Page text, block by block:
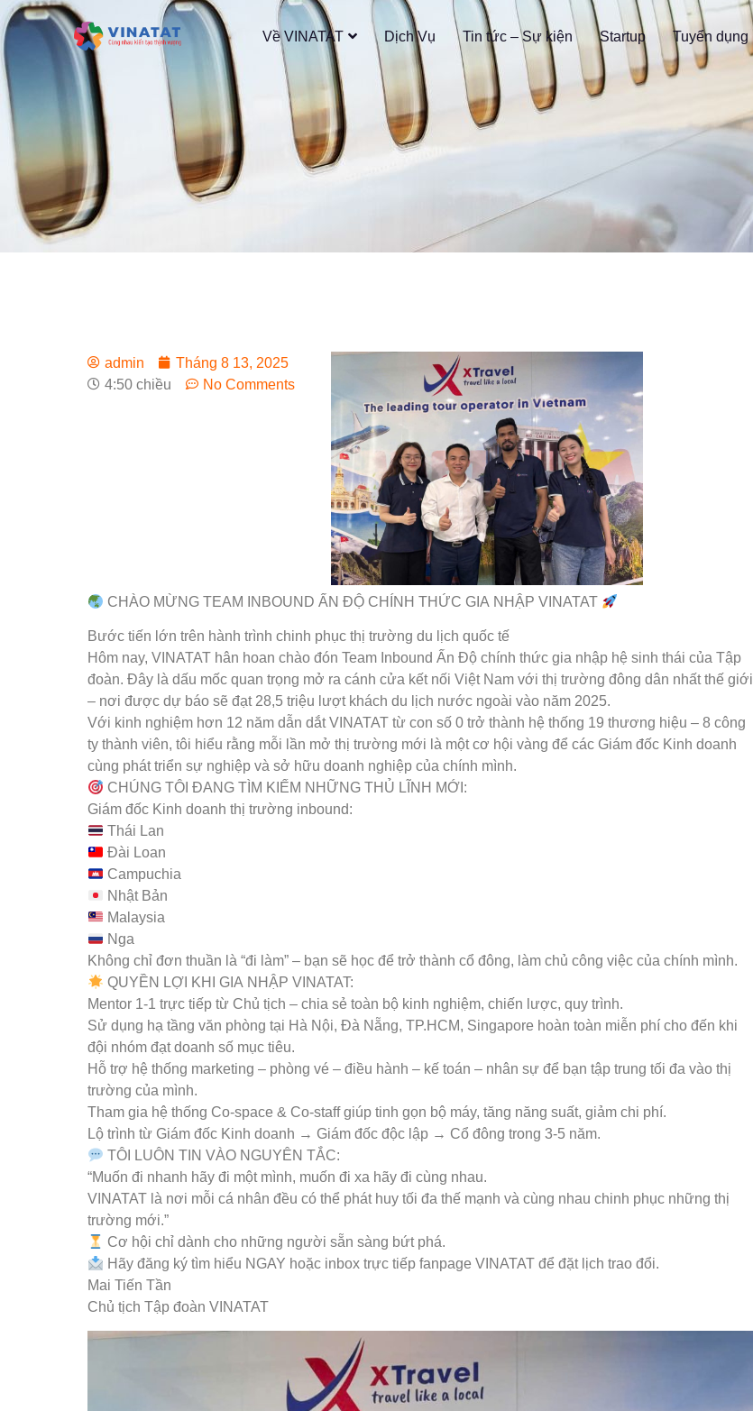
Về VINATAT Dịch Vụ Tin tức – Sự kiện Startup Tuyển dụng
admin
Tháng 8 13, 2025
4:50 chiều
No Comments
CHÀO MỪNG TEAM INBOUND ẤN ĐỘ CHÍNH THỨC GIA NHẬP VINATAT
Bước tiến lớn trên hành trình chinh phục thị trường du lịch quốc tế
Hôm nay, VINATAT hân hoan chào đón Team Inbound Ấn Độ chính thức gia nhập hệ sinh thái của Tập
đoàn. Đây là dấu mốc quan trọng mở ra cánh cửa kết nối Việt Nam với thị trường đông dân nhất thế giới
– nơi được dự báo sẽ đạt 28,5 triệu lượt khách du lịch nước ngoài vào năm 2025.
Với kinh nghiệm hơn 12 năm dẫn dắt VINATAT từ con số 0 trở thành hệ thống 19 thương hiệu – 8 công
ty thành viên, tôi hiểu rằng mỗi lần mở thị trường mới là một cơ hội vàng để các Giám đốc Kinh doanh
cùng phát triển sự nghiệp và sở hữu doanh nghiệp của chính mình.
CHÚNG TÔI ĐANG TÌM KIẾM NHỮNG THỦ LĨNH MỚI:
Giám đốc Kinh doanh thị trường inbound:
Thái Lan
Đài Loan
Campuchia
Nhật Bản
Malaysia
Nga
Không chỉ đơn thuần là “đi làm” – bạn sẽ học để trở thành cổ đông, làm chủ công việc của chính mình.
QUYỀN LỢI KHI GIA NHẬP VINATAT:
Mentor 1-1 trực tiếp từ Chủ tịch – chia sẻ toàn bộ kinh nghiệm, chiến lược, quy trình.
Sử dụng hạ tầng văn phòng tại Hà Nội, Đà Nẵng, TP.HCM, Singapore hoàn toàn miễn phí cho đến khi
đội nhóm đạt doanh số mục tiêu.
Hỗ trợ hệ thống marketing – phòng vé – điều hành – kế toán – nhân sự để bạn tập trung tối đa vào thị
trường của mình.
Tham gia hệ thống Co-space & Co-staff giúp tinh gọn bộ máy, tăng năng suất, giảm chi phí.
Lộ trình từ Giám đốc Kinh doanh → Giám đốc độc lập → Cổ đông trong 3-5 năm.
TÔI LUÔN TIN VÀO NGUYÊN TẮC:
“Muốn đi nhanh hãy đi một mình, muốn đi xa hãy đi cùng nhau.
VINATAT là nơi mỗi cá nhân đều có thể phát huy tối đa thế mạnh và cùng nhau chinh phục những thị
trường mới.”
Cơ hội chỉ dành cho những người sẵn sàng bứt phá.
Hãy đăng ký tìm hiểu NGAY hoặc inbox trực tiếp fanpage VINATAT để đặt lịch trao đổi.
Mai Tiến Tần
Chủ tịch Tập đoàn VINATAT